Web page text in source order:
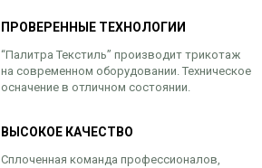
ПРОВЕРЕННЫЕ ТЕХНОЛОГИИ
“Палитра Текстиль” производит трикотаж
на современном оборудовании. Техническое
осначение в отличном состоянии.
ВЫСОКОЕ КАЧЕСТВО
Сплоченная команда профессионалов,